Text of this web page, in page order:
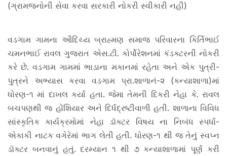
(ગ્રામજનોની સેવા કરવા સરકારી નોકરી સ્વીકારી નહી)
વડગામ ગામના ઔદિચ્ય બ્રાહ્મણ સમાજ પરિવારના કિર્તિભાઈ
ચમનભાઈ રાવલ ગુજરાત એસ.ટી. કોર્પોરેશનમાં કંડક્ટરની નોકરી
કરે છે. વડગામ ગામમાં ભાડાના મકાનમાં રહેતા અને એક પુત્રી-
પુત્રને અભ્યાસ કરવા વડગામ પ્રા.શાળાનં-૨ (કન્યાશાળા)માં
ધોરણ-૧ માં દાખલ કર્યા હતા. જેમા તેમની દિકરી નેહા કે. રાવલ
બચપણથી જ હોંશિયાર અને દિર્ધદ્રષ્ટીવાળી હતી. શાળાના વિવિધ
સાંસ્કૃતિક કાર્યક્રમોમાં નેહા ડૉક્ટર વિષય ના નિબંધ સ્પર્ધા-
એકાકી નાટક વગેરેમાં ભાગ લેતી હતી. ધોરણ-૧ થી જ તેનું સ્વપ્ન
ડૉક્ટર બનવાનું હતું. દરમ્યાન ૧ થી ૭ કન્યાશાળામાં પૂર્ણ કરી